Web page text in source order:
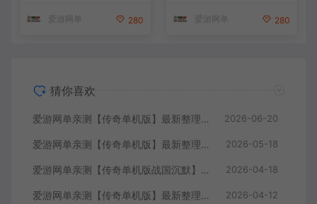
爱游网单 280
虚拟机单机端 通用视频安装
爱游网单 280
猜你喜欢
爱游网单亲测【传奇单机版】最新整理藏剑复古三职业2大陆 别人群服毕业端 三重随机 免虚拟机一键端 通用视频安装教学 2026-06-20
爱游网单亲测【传奇单机版】最新整理流云神器 沙城BOSS版 单职业 魔王冰雪打宝 无限刀 不巅峰假人 GOM精修 GM后台无限元宝可发物品装备 免虚拟机端视频安装教学 2026-05-18
爱游网单亲测【传奇单机版战国沉默】最新整理战国纪元大秦帝国大秦赋美人相伴七国争霸单职业假人翎风 免虚拟机一键端 视频安装教学 2026-04-18
爱游网单亲测【传奇单机版】最新整理刀锋寒单职业 带假人 GM后台无限金币点数 命令刷装备 六大陆独家剧情江湖武学追梦神器翎风引擎 免虚拟机单机端 通用视频安装教学 2026-04-12